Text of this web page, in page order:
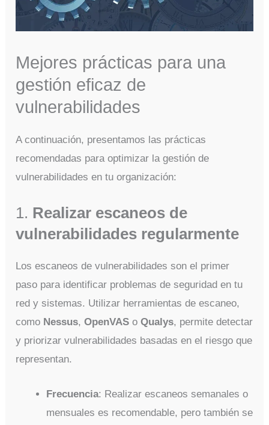
Mejores prácticas para una
gestión eficaz de
vulnerabilidades
A continuación, presentamos las prácticas
recomendadas para optimizar la gestión de
vulnerabilidades en tu organización:
1. Realizar escaneos de
vulnerabilidades regularmente
Los escaneos de vulnerabilidades son el primer
paso para identificar problemas de seguridad en tu
red y sistemas. Utilizar herramientas de escaneo,
como Nessus,OpenVAS oQualys, permite detectar
y priorizar vulnerabilidades basadas en el riesgo que
representan.
Frecuencia: Realizar escaneos semanales o
mensuales es recomendable, pero también se